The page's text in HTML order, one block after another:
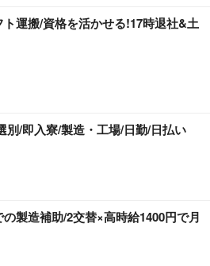
運搬/資格を活かせる!17時退社&土
別/即入寮/製造・工場/日勤/日払い
製造補助/2交替×高時給1400円で月